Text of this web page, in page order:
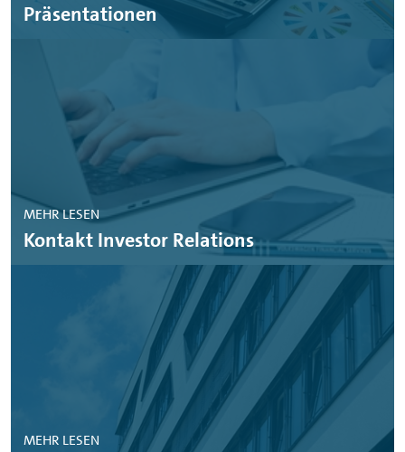
Präsentationen
MEHR LESEN
Kontakt Investor Relations
MEHR LESEN